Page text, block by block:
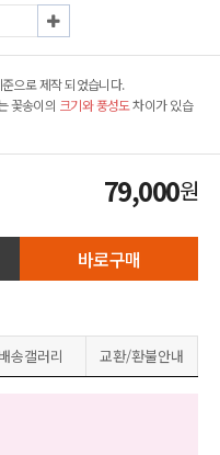
준으로 제작 되었습니다.
꽃송이의 크기와 풍성도차이가 있습
79,000원
바로구매
배송갤러리 교환/환불안내